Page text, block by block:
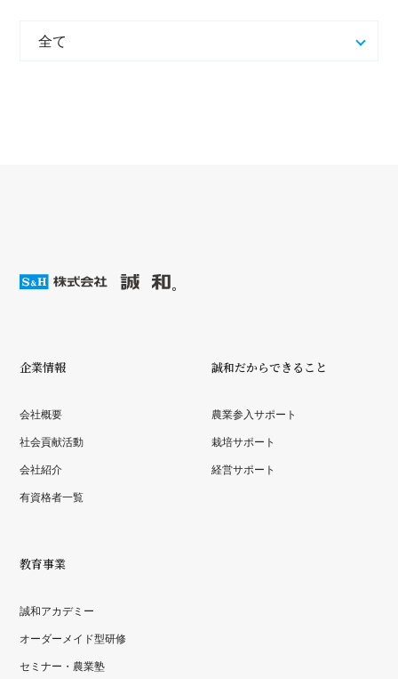
企業情報
会社概要
社会貢献活動
会社紹介
有資格者一覧
誠和だからできること
農業参入サポート
栽培サポート
経営サポート
教育事業
誠和アカデミー
オーダーメイド型研修
セミナー・農業塾